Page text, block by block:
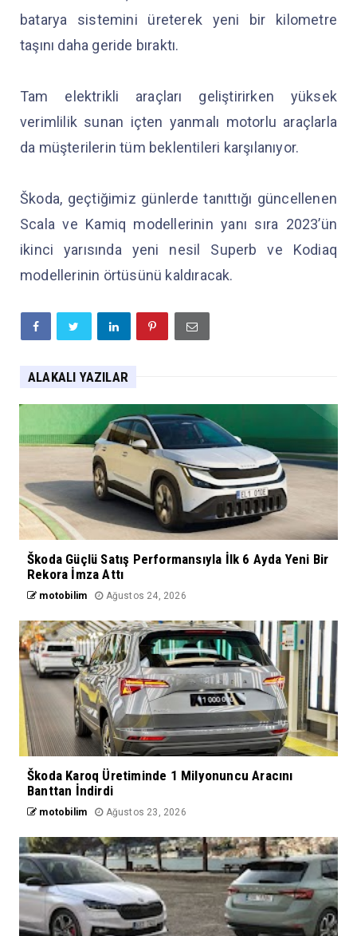
batarya sistemini üreterek yeni bir kilometre
taşını daha geride bıraktı.
Tam elektrikli araçları geliştirirken yüksek
verimlilik sunan içten yanmalı motorlu araçlarla
da müşterilerin tüm beklentileri karşılanıyor.
Škoda, geçtiğimiz günlerde tanıttığı güncellenen
Scala ve Kamiq modellerinin yanı sıra 2023’ün
ikinci yarısında yeni nesil Superb ve Kodiaq
modellerinin örtüsünü kaldıracak.
ALAKALI YAZILAR
Škoda Güçlü Satış Performansıyla İlk 6 Ayda Yeni Bir
Rekora İmza Attı
motobilim Ağustos 24, 2026
Škoda Karoq Üretiminde 1 Milyonuncu Aracını
Banttan İndirdi
motobilim Ağustos 23, 2026